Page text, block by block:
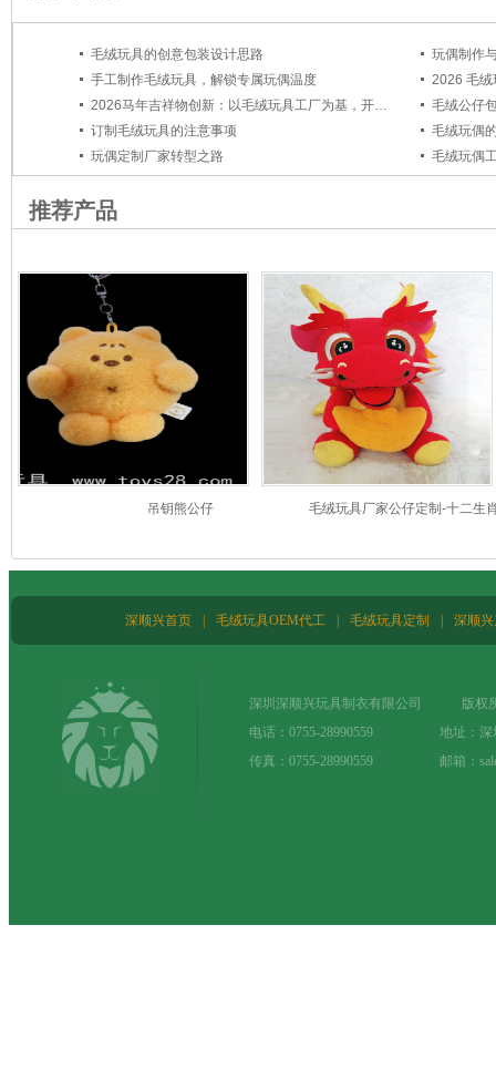
毛绒玩具的创意包装设计思路
玩偶制作
手工制作毛绒玩具，解锁专属玩偶温度
毛绒公仔
订制毛绒玩具的注意事项
毛绒玩偶
玩偶定制厂家转型之路
毛绒玩偶
推荐产品
吊钥熊公仔 毛绒玩具厂家公仔定制-十二生
深顺兴首页 | 毛绒玩具OEM代工 | 毛绒玩具定制 | 深顺
深圳深顺兴玩具制衣有限公司 版权
电话：0755-28990559 地址：深圳市
传真：0755-28990559 邮箱：